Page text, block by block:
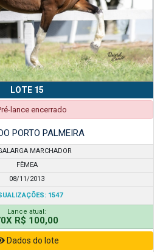
LOTE 15
lance encerrado
PORTO PALMEIRA
MARCHADOR
FÊMEA
08/11/2013
1547
Lance atual:
R$ 100,00
Dados do lote